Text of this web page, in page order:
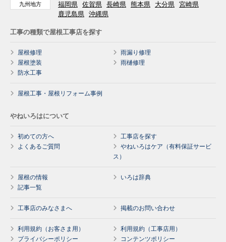
九州地方 福岡県 佐賀県 長崎県 熊本県 大分県 宮崎県
鹿児島県 沖縄県
工事の種類で屋根工事店を探す
屋根修理
雨漏り修理
屋根塗装
雨樋修理
防水工事
屋根工事・屋根リフォーム事例
やねいろはについて
初めての方へ
工事店を探す
よくあるご質問
やねいろはケア（有料保証サービ
ス）
屋根の情報
いろは辞典
記事一覧
工事店のみなさまへ 掲載のお問い合わせ
利用規約（お客さま用）
利用規約（工事店用）
プライバシーポリシー
コンテンツポリシー